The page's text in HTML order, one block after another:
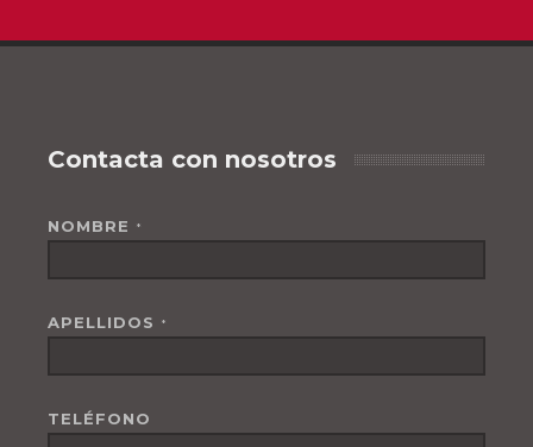
Contacta con nosotros
NOMBRE *
APELLIDOS *
TELÉFONO